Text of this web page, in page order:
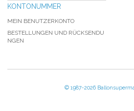
KONTONUMMER
MEIN BENUTZERKONTO
BESTELLUNGEN UND RÜCKSENDU
NGEN
© 1987-2026